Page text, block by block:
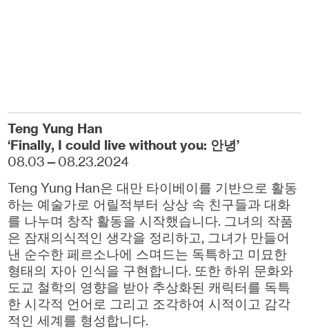
Teng Yung Han
‘Finally, I could live without you: 안녕’
08.03—08.23.2024
Teng Yung Han은 대만 타이베이를 기반으로 활동
하는 예술가로 어릴적부터 상상 속 친구들과 대화
를 나누며 창작 활동을 시작했습니다. 그녀의 작품
은 잠재의식적인 생각을 정리하고, 그녀가 만들어
낸 순수한 페르소나에 스며드는 독특하고 미묘한
형태의 자아 인식을 구현합니다. 또한 하위 문화와
도교 철학의 영향을 받아 추상화된 캐릭터를 독특
한 시각적 언어로 그리고 조각하여 시적이고 감각
적인 세계를 형성합니다.